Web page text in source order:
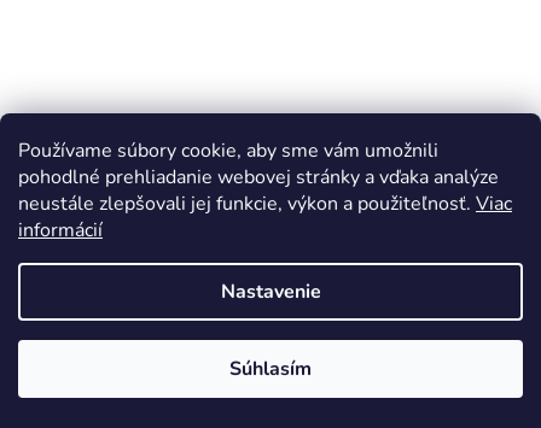
Používame súbory cookie, aby sme vám umožnili
pohodlné prehliadanie webovej stránky a vďaka analýze
neustále zlepšovali jej funkcie, výkon a použiteľnosť. Viac
informácií
Nastavenie
Súhlasím
Čiapočky ventilov PEATY'S X CHRIS KING
Skladom-kamenná predajňa
€8,90